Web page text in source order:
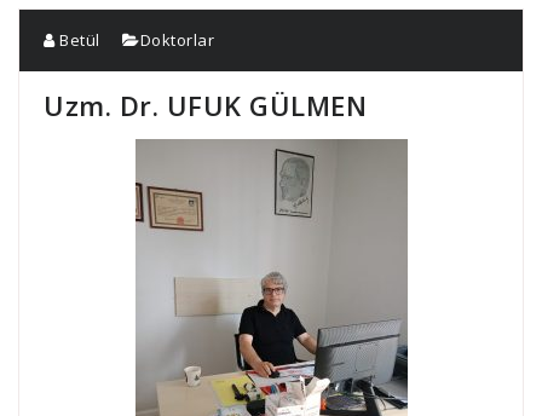
Betül Doktorlar
Uzm. Dr. UFUK GÜLMEN